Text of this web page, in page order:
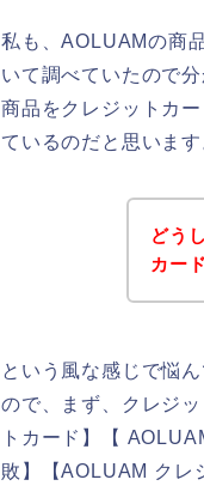
私も、AOLUAMの商
いて調べていたので
商品をクレジットカ
ているのだと思います
どう
カー
という風な感じで悩
ので、まず、クレジ
トカード】【
敗】【AOLUAM クレ